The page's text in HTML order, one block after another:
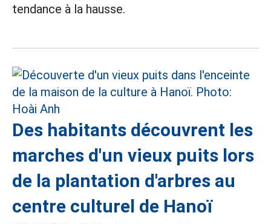
tendance à la hausse.
Des habitants découvrent les
marches d'un vieux puits lors
de la plantation d'arbres au
centre culturel de Hanoï